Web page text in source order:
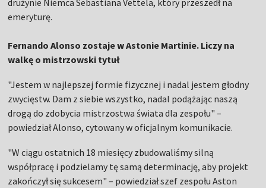
drużynie Niemca Sebastiana Vettela, który przeszedł na
emeryturę.
Fernando Alonso zostaje w Astonie Martinie. Liczy na
walkę o mistrzowski tytuł
"Jestem w najlepszej formie fizycznej i nadal jestem głodny
zwycięstw. Dam z siebie wszystko, nadal podążając naszą
drogą do zdobycia mistrzostwa świata dla zespołu" –
powiedział Alonso, cytowany w oficjalnym komunikacie.
"W ciągu ostatnich 18 miesięcy zbudowaliśmy silną
współpracę i podzielamy tę samą determinację, aby projekt
zakończył się sukcesem" – powiedział szef zespołu Aston